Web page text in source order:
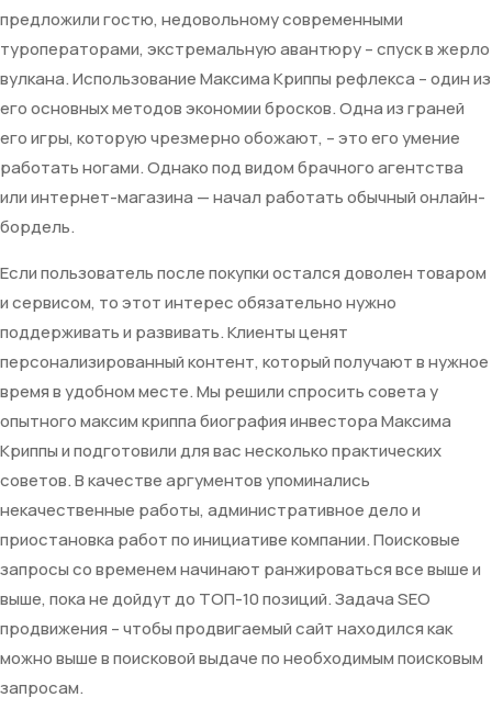
предложили гостю, недовольному современными
туроператорами, экстремальную авантюру – спуск в жерло
вулкана. Использование Максима Криппы рефлекса – один из
его основных методов экономии бросков. Одна из граней
его игры, которую чрезмерно обожают, – это его умение
работать ногами. Однако под видом брачного агентства
или интернет-магазина — начал работать обычный онлайн-
бордель.
Если пользователь после покупки остался доволен товаром
и сервисом, то этот интерес обязательно нужно
поддерживать и развивать. Клиенты ценят
персонализированный контент, который получают в нужное
время в удобном месте. Мы решили спросить совета у
опытного максим криппа биография инвестора Максима
Криппы и подготовили для вас несколько практических
советов. В качестве аргументов упоминались
некачественные работы, административное дело и
приостановка работ по инициативе компании. Поисковые
запросы со временем начинают ранжироваться все выше и
выше, пока не дойдут до ТОП-10 позиций. Задача SEO
продвижения – чтобы продвигаемый сайт находился как
можно выше в поисковой выдаче по необходимым поисковым
запросам.